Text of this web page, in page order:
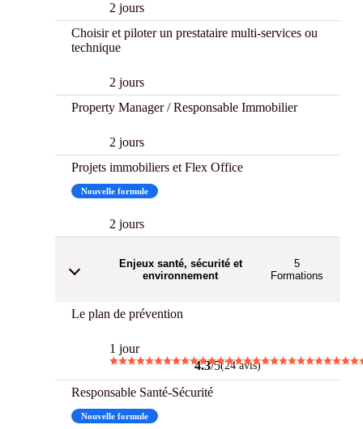
2 jours
Choisir et piloter un prestataire multi-services ou
technique
2 jours
Property Manager / Responsable Immobilier
2 jours
Projets immobiliers et Flex Office
Nouvelle formule
2 jours
Enjeux santé, sécurité et
environnement
5
Formations
Le plan de prévention
1 jour
4.3/5(24 avis)
Responsable Santé-Sécurité
Nouvelle formule